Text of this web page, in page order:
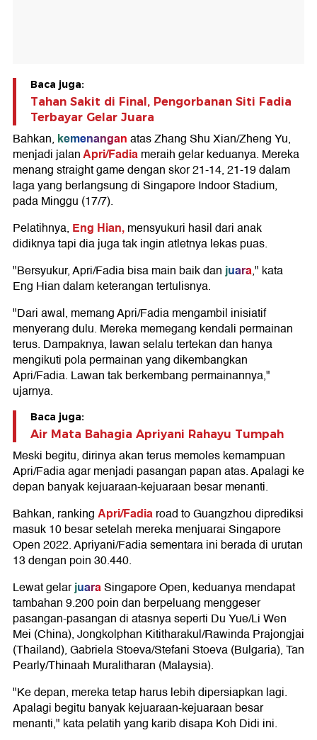
Baca juga:
Tahan Sakit di Final, Pengorbanan Siti Fadia
Terbayar Gelar Juara
Bahkan, kemenanganatas Zhang Shu Xian/Zheng Yu,
menjadi jalanApri/Fadiameraih gelar keduanya. Mereka
menang straight game dengan skor 21-14, 21-19 dalam
laga yang berlangsung di Singapore Indoor Stadium,
pada Minggu (17/7).
Pelatihnya, Eng Hian,mensyukuri hasil dari anak
didiknya tapi dia juga tak ingin atletnya lekas puas.
"Bersyukur, Apri/Fadia bisa main baik danjuara," kata
Eng Hian dalam keterangan tertulisnya.
"Dari awal, memang Apri/Fadia mengambil inisiatif
menyerang dulu. Mereka memegang kendali permainan
terus. Dampaknya, lawan selalu tertekan dan hanya
mengikuti pola permainan yang dikembangkan
Apri/Fadia. Lawan tak berkembang permainannya,"
ujarnya.
Baca juga:
Air Mata Bahagia Apriyani Rahayu Tumpah
Meski begitu, dirinya akan terus memoles kemampuan
Apri/Fadia agar menjadi pasangan papan atas. Apalagi ke
depan banyak kejuaraan-kejuaraan besar menanti.
Bahkan, rankingApri/Fadiaroad to Guangzhou diprediksi
masuk 10 besar setelah mereka menjuarai Singapore
Open 2022. Apriyani/Fadia sementara ini berada di urutan
13 dengan poin 30.440.
Lewat gelarjuaraSingapore Open, keduanya mendapat
tambahan 9.200 poin dan berpeluang menggeser
pasangan-pasangan di atasnya seperti Du Yue/Li Wen
Mei (China), Jongkolphan Kititharakul/Rawinda Prajongjai
(Thailand), Gabriela Stoeva/Stefani Stoeva (Bulgaria), Tan
Pearly/Thinaah Muralitharan (Malaysia).
"Ke depan, mereka tetap harus lebih dipersiapkan lagi.
Apalagi begitu banyak kejuaraan-kejuaraan besar
menanti," kata pelatih yang karib disapa Koh Didi ini.